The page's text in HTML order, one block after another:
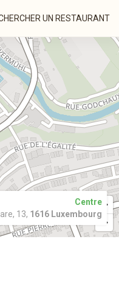
UN RESTAURANT
Centre
13, 1616 Luxembourg